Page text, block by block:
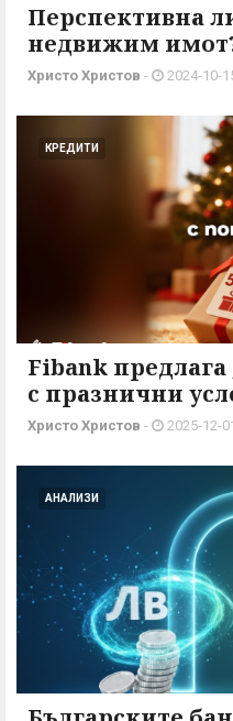
Перспективна
недвижим
Христо Христов - 2024-10-
КРЕДИТИ
Fibank
с празнични
Христо Христов - 2025-12-
АНАЛИЗИ